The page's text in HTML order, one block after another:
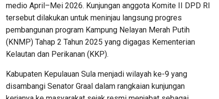
medio April–Mei 2026. Kunjungan anggota Komite II DPD RI
tersebut dilakukan untuk meninjau langsung progres
pembangunan program Kampung Nelayan Merah Putih
(KNMP) Tahap 2 Tahun 2025 yang digagas Kementerian
Kelautan dan Perikanan (KKP).
Kabupaten Kepulauan Sula menjadi wilayah ke-9 yang
disambangi Senator Graal dalam rangkaian kunjungan